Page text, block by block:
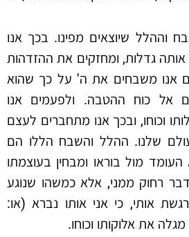
וההלל שיוצאים מפינו. בכך אנו
אותה גדלות, ומחזקים את ההזדהות
אנו משבחים את ה' על כך שהוא
אל כוח ההטבה. ולפעמים אנו
וכוחו, ובכך אנו מתחברים לעצם
שלנו. ההלל והשבח הללו הם
מול בוראו ומבחין בעוצמתו
רחוק ממני, אלא כמשהו שנוגע
אותי, כי אני אותו נברא (או:
את אלוקותו וכוחו.